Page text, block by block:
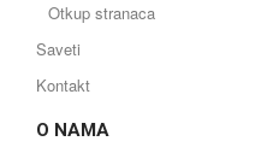
Otkup stranaca
Saveti
Kontakt
O NAMA